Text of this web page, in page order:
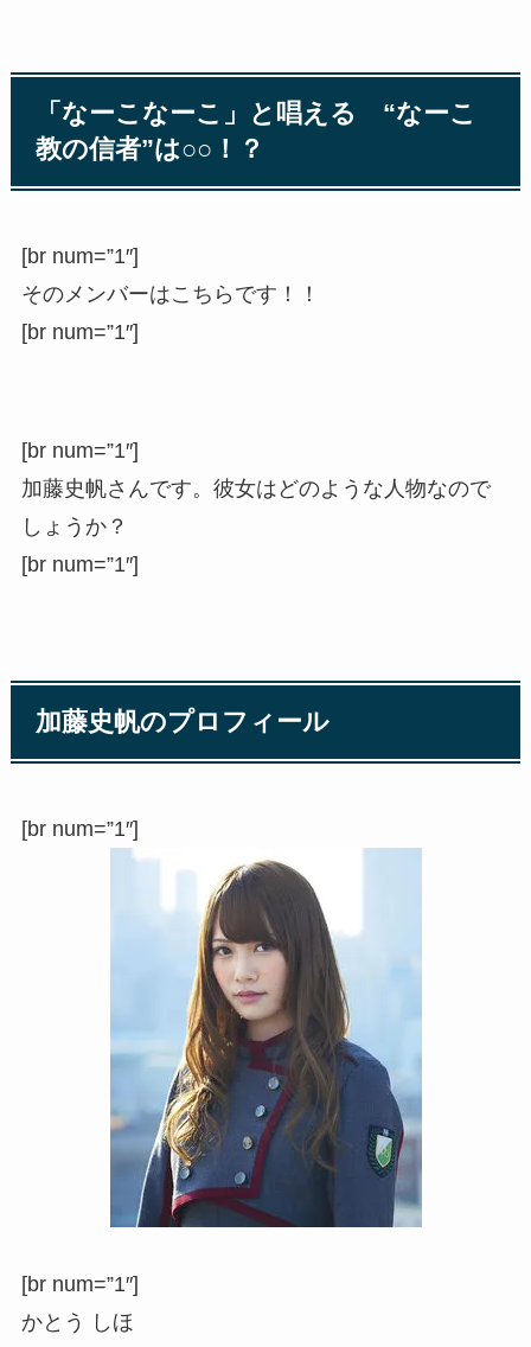
「なーこなーこ」と唱える “なーこ
教の信者”は○○！？
[br num=”1″]
そのメンバーはこちらです！！
[br num=”1″]
[br num=”1″]
加藤史帆さんです。彼女はどのような人物なので
しょうか？
[br num=”1″]
加藤史帆のプロフィール
[br num=”1″]
[br num=”1″]
かとう しほ